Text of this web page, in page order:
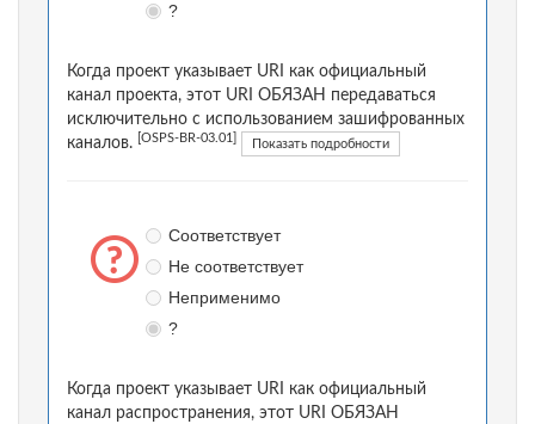
?
Когда проект указывает URI как официальный
канал проекта, этот URI ОБЯЗАН передаваться
исключительно с использованием зашифрованных
каналов.
[OSPS-BR-03.01] Показать подробности
Соответствует
Не соответствует
Неприменимо
?
Когда проект указывает URI как официальный
канал распространения, этот URI ОБЯЗАН